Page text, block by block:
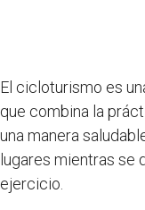
El cicloturismo es
que combina la
una manera
lugares mientras se
ejercicio.